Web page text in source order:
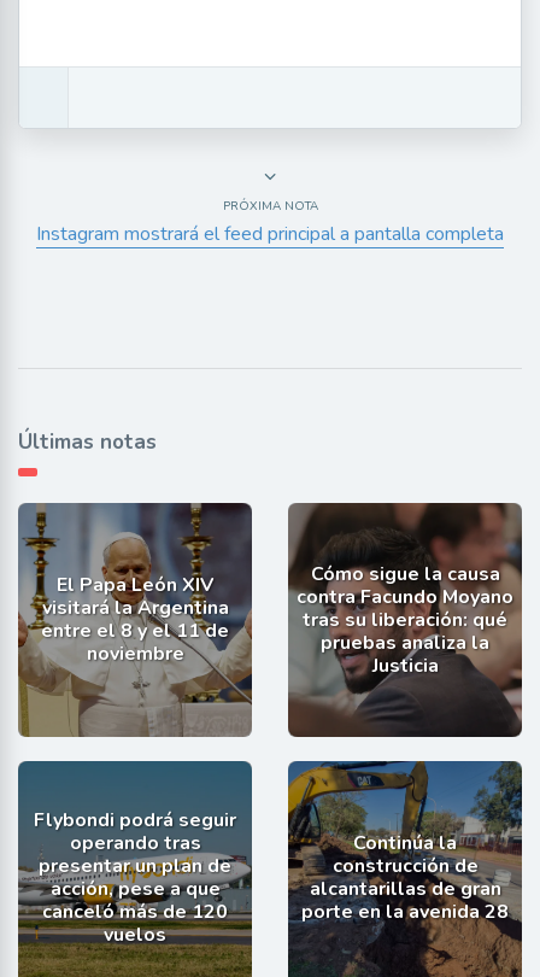
PRÓXIMA NOTA
Instagram mostrará el feed principal a pantalla completa
Últimas notas
El Papa León XIV
visitará la Argentina
entre el 8 y el 11 de
noviembre
Cómo sigue la causa
contra Facundo Moyano
tras su liberación: qué
pruebas analiza la
Justicia
Flybondi podrá seguir
operando tras
presentar un plan de
acción, pese a que
canceló más de 120
vuelos
Continúa la
construcción de
alcantarillas de gran
porte en la avenida 28